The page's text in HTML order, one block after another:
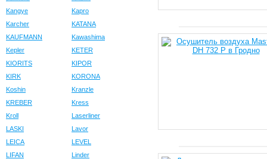
Kangye
Kapro
Karcher
KATANA
KAUFMANN
Kawashima
Kepler
KETER
KIORITS
KIPOR
KIRK
KORONA
Koshin
Kranzle
KREBER
Kress
Kroll
Laserliner
LASKI
Lavor
LEICA
LEVEL
LIFAN
Linder